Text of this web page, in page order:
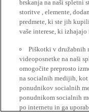
brskanja na naši spletni
storitve , elemente,
predmete, ki ste jih
vaše interese, ki izhajajo
Piškotki v družabnih
videoposnetke na naši
omogočite preprosto
na socialnih medijih,
ponudnikov socialnih
ponudnikom socialnih
po internetu in ga